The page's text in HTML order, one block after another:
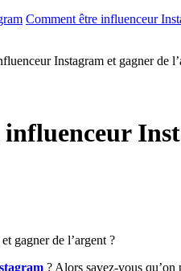
Comment être influenceur
Instagram et gagner de
? Alors savez-vous qu’on